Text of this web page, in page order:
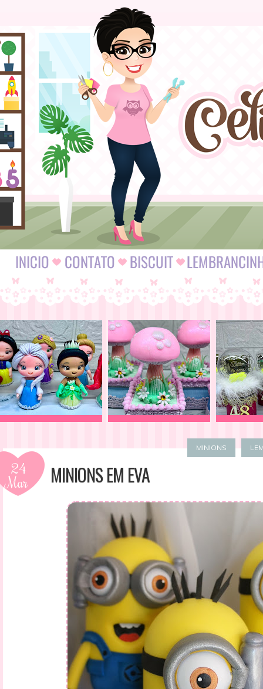
MINIONS
24
Mar MINIONS EM EVA